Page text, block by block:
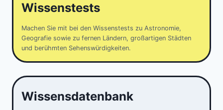
Wissenstests
Machen Sie mit bei den Wissenstests zu Astronomie,
Geografie sowie zu fernen Ländern, großartigen Städten
und berühmten Sehenswürdigkeiten.
Wissensdatenbank